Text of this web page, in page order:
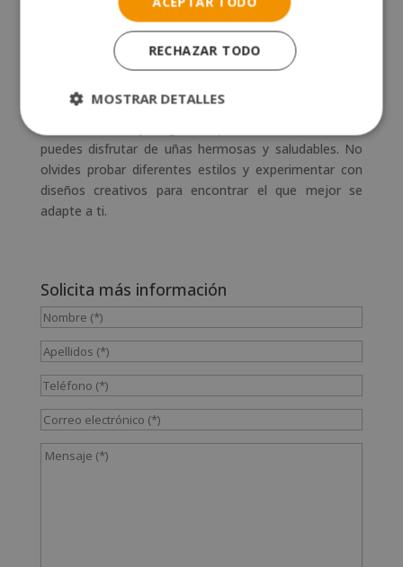
de manicura hay?
Las uñas artificiales son una excelente manera de
siempre elegantes. Al conocer los diferentes tipos de
puedes disfrutar de uñas hermosas y saludables. No
olvides probar diferentes estilos y experimentar con
diseños creativos para encontrar el que mejor se
adapte a ti.
Solicita más información
RECHAZAR TODO
MOSTRAR DETALLES